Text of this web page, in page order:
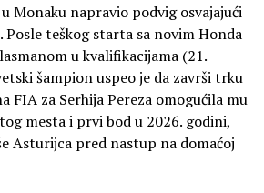
Monaku napravio podvig osvajajući
Posle teškog starta sa novim Honda
u kvalifikacijama (21.
šampion uspeo je da završi trku
FIA za Serhija Pereza omogućila mu
mesta i prvi bod u 2026. godini,
Asturijca pred nastup na domaćoj